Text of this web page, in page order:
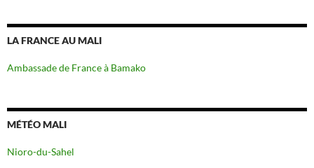
LA FRANCE AU MALI
Ambassade de France à Bamako
MÉTÉO MALI
Nioro-du-Sahel